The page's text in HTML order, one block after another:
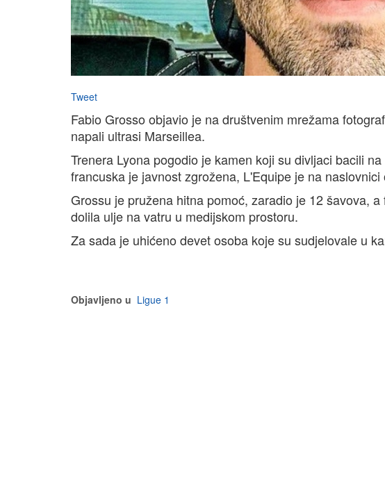
Tweet
Fabio Grosso objavio je na društvenim mrežama
napali ultrasi Marseillea.
Trenera Lyona pogodio je kamen koji su divljaci bacili
francuska je javnost zgrožena, L'Equipe je na
Grossu je pružena hitna pomoć, zaradio je 12 šavova,
dolila ulje na vatru u medijskom prostoru.
Za sada je uhićeno devet osoba koje su sudjelovale u
Objavljeno u Ligue 1